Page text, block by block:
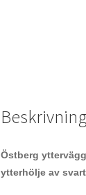
Beskrivning
Östberg
ytterhölje av